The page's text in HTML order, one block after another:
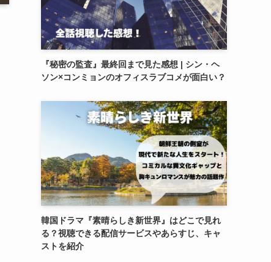
『秘密の監査』最終回まで見た感想 | シン・ヘ
ソン×コンミョンのオフィスラブコメが面白い？
韓国ドラマ『素晴らしき新世界』はどこで見れ
る？視聴できる配信サービスやあらすじ、キャ
ストを紹介